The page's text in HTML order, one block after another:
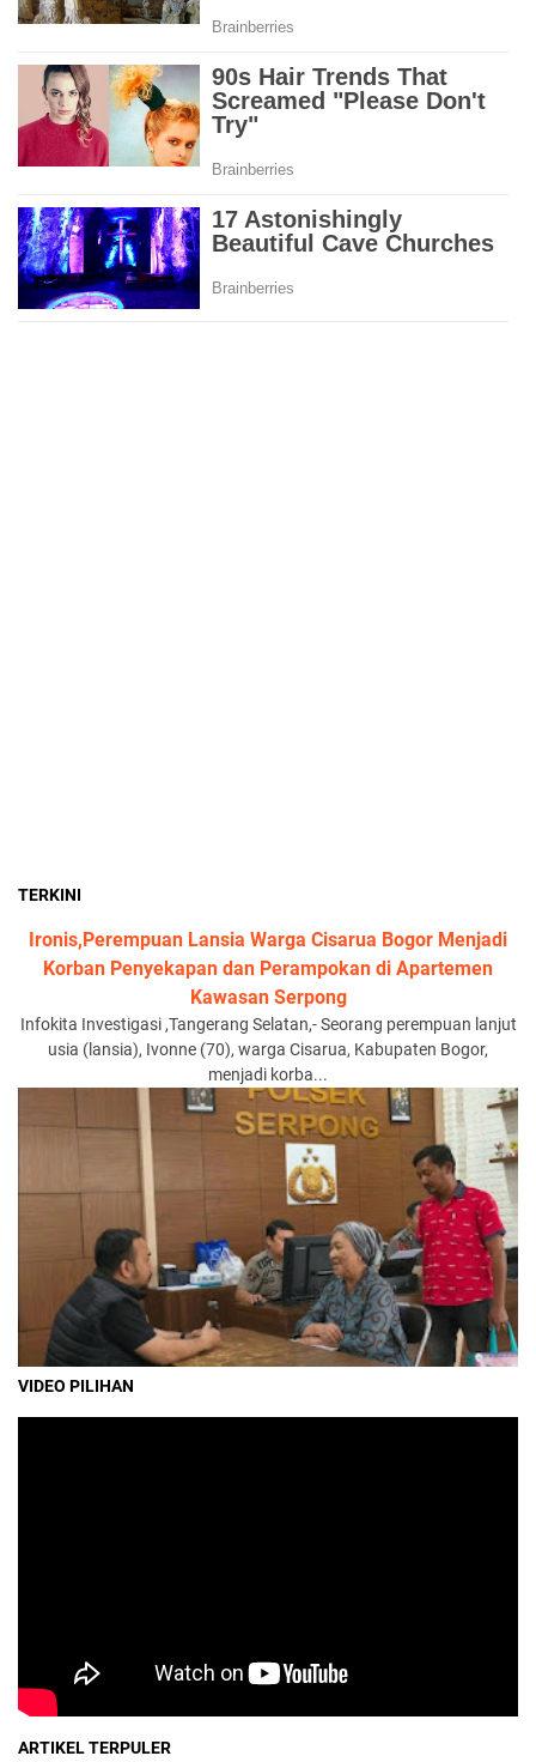
TERKINI
Ironis,Perempuan Lansia Warga Cisarua Bogor Menjadi
Korban Penyekapan dan Perampokan di Apartemen
Kawasan Serpong
Infokita Investigasi ,Tangerang Selatan,- Seorang perempuan lanjut
usia (lansia), Ivonne (70), warga Cisarua, Kabupaten Bogor,
menjadi korba...
VIDEO PILIHAN
ARTIKEL TERPULER